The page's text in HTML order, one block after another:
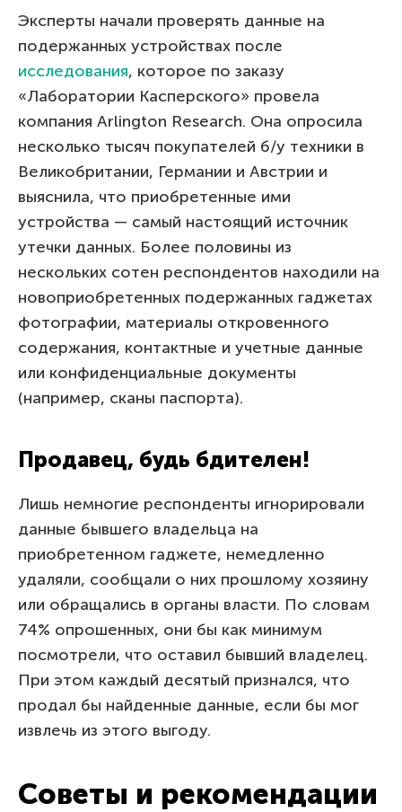
Эксперты начали проверять данные на
подержанных устройствах после
исследования, которое по заказу
«Лаборатории Касперского» провела
компания Arlington Research. Она опросила
несколько тысяч покупателей б/у техники в
Великобритании, Германии и Австрии и
выяснила, что приобретенные ими
устройства — самый настоящий источник
утечки данных. Более половины из
нескольких сотен респондентов находили на
новоприобретенных подержанных гаджетах
фотографии, материалы откровенного
содержания, контактные и учетные данные
или конфиденциальные документы
(например, сканы паспорта).
Продавец, будь бдителен!
Лишь немногие респонденты игнорировали
данные бывшего владельца на
приобретенном гаджете, немедленно
удаляли, сообщали о них прошлому хозяину
или обращались в органы власти. По словам
74% опрошенных, они бы как минимум
посмотрели, что оставил бывший владелец.
При этом каждый десятый признался, что
продал бы найденные данные, если бы мог
извлечь из этого выгоду.
Советы и рекомендации